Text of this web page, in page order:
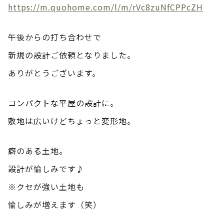
https://m.quohome.com/l/m/rVc8zuNfCPPcZH
午後からの打ち合わせで
新規の設計ご依頼となりました。
ありがとうございます。
コンパクトな平屋の設計に。
敷地は広いけどちょっと変形地。
癖のある土地。
設計が愉しみです♪
※クセが強い土地も
愉しみが増えます（笑）